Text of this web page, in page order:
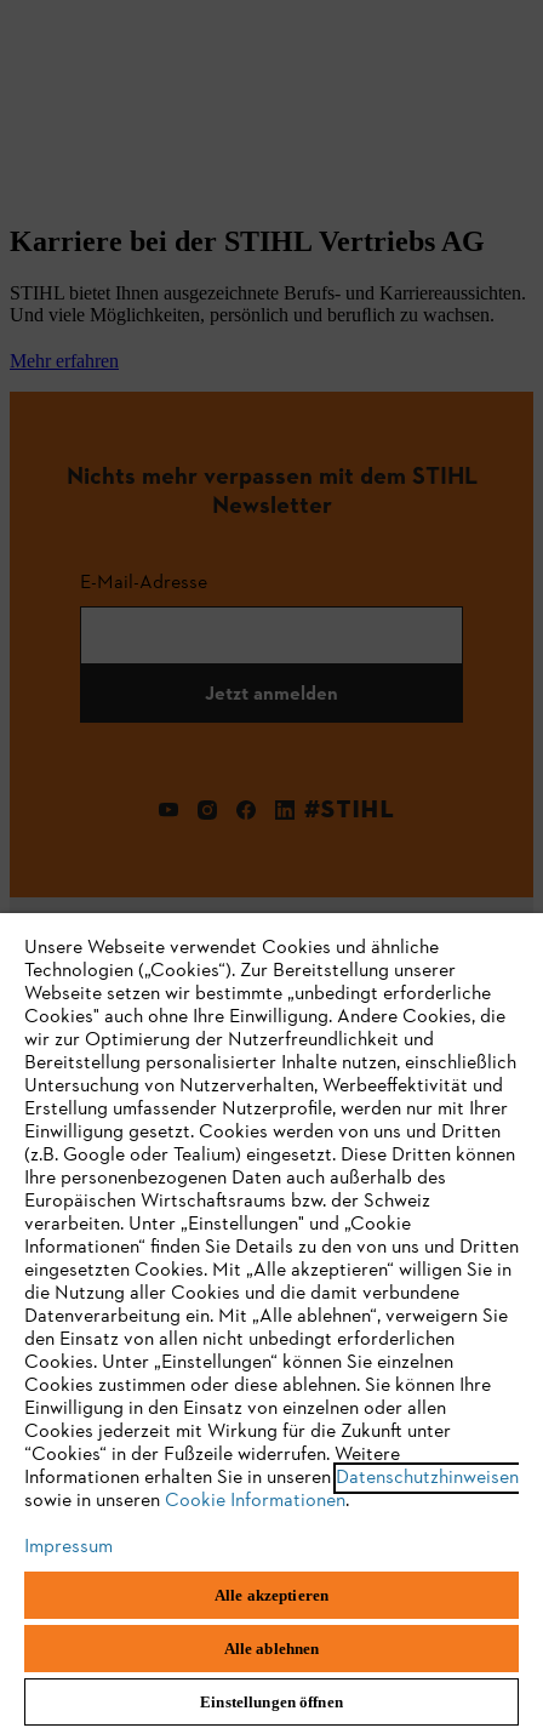
Karriere bei der STIHL Vertriebs AG
STIHL bietet Ihnen ausgezeichnete Berufs- und Karriereaussichten.
Und viele Möglichkeiten, persönlich und beruﬂich zu wachsen.
Mehr erfahren
Nichts mehr verpassen mit dem STIHL
Newsletter
E-Mail-Adresse
Jetzt anmelden
#STIHL
Unternehmen
Häufig gestellte Fragen
Support
Datenschutz Impressum Cookies
Rechtliche Informationen
STIHL VERTRIEBS AG, 8617 Mönchaltorf
IHR BROWSER WIRD NICHT
UNTERSTÜTZT
Sie nutzen einen Browser, den wir noch nicht unterstützen. Für
eine optimale Nutzung unserer Seite empfehlen wir Ihnen, zu
einem der folgenden Browser zu wechseln:
Firefox Chrome
Unsere Webseite verwendet Cookies und ähnliche
Technologien („Cookies“). Zur Bereitstellung unserer
Webseite setzen wir bestimmte „unbedingt erforderliche
Cookies" auch ohne Ihre Einwilligung. Andere Cookies, die
wir zur Optimierung der Nutzerfreundlichkeit und
Bereitstellung personalisierter Inhalte nutzen, einschließlich
Untersuchung von Nutzerverhalten, Werbeeffektivität und
Erstellung umfassender Nutzerprofile, werden nur mit Ihrer
Einwilligung gesetzt. Cookies werden von uns und Dritten
(z.B. Google oder Tealium) eingesetzt. Diese Dritten können
Ihre personenbezogenen Daten auch außerhalb des
Europäischen Wirtschaftsraums bzw. der Schweiz
verarbeiten. Unter „Einstellungen" und „Cookie
Informationen“ finden Sie Details zu den von uns und Dritten
eingesetzten Cookies. Mit „Alle akzeptieren“ willigen Sie in
die Nutzung aller Cookies und die damit verbundene
Datenverarbeitung ein. Mit „Alle ablehnen“, verweigern Sie
den Einsatz von allen nicht unbedingt erforderlichen
Cookies. Unter „Einstellungen“ können Sie einzelnen
Cookies zustimmen oder diese ablehnen. Sie können Ihre
Einwilligung in den Einsatz von einzelnen oder allen
Cookies jederzeit mit Wirkung für die Zukunft unter
“Cookies“ in der Fußzeile widerrufen. Weitere
Informationen erhalten Sie in unseren Datenschutzhinweisen
sowie in unseren Cookie Informationen.
Impressum
Alle akzeptieren
Alle ablehnen
Einstellungen öffnen